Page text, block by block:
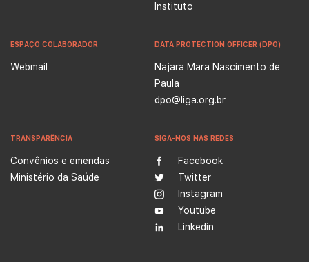
Instituto
ESPAÇO COLABORADOR
Webmail
DATA PROTECTION OFFICER (DPO)
Najara Mara Nascimento de
Paula
dpo@liga.org.br
TRANSPARÊNCIA
Convênios e emendas
Ministério da Saúde
SIGA-NOS NAS REDES
Facebook
Twitter
Instagram
Youtube
Linkedin